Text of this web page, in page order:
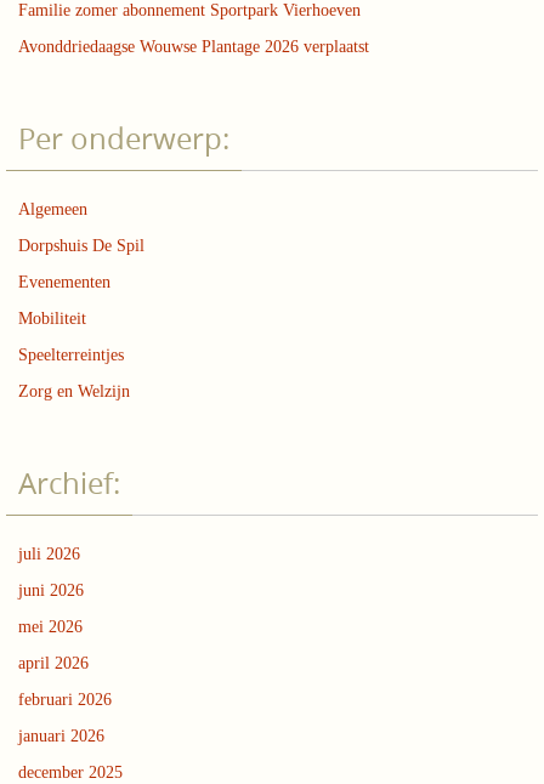
Familie zomer abonnement Sportpark Vierhoeven
Avonddriedaagse Wouwse Plantage 2026 verplaatst
Per onderwerp:
Algemeen
Dorpshuis De Spil
Evenementen
Mobiliteit
Speelterreintjes
Zorg en Welzijn
Archief:
juli 2026
juni 2026
mei 2026
april 2026
februari 2026
januari 2026
december 2025